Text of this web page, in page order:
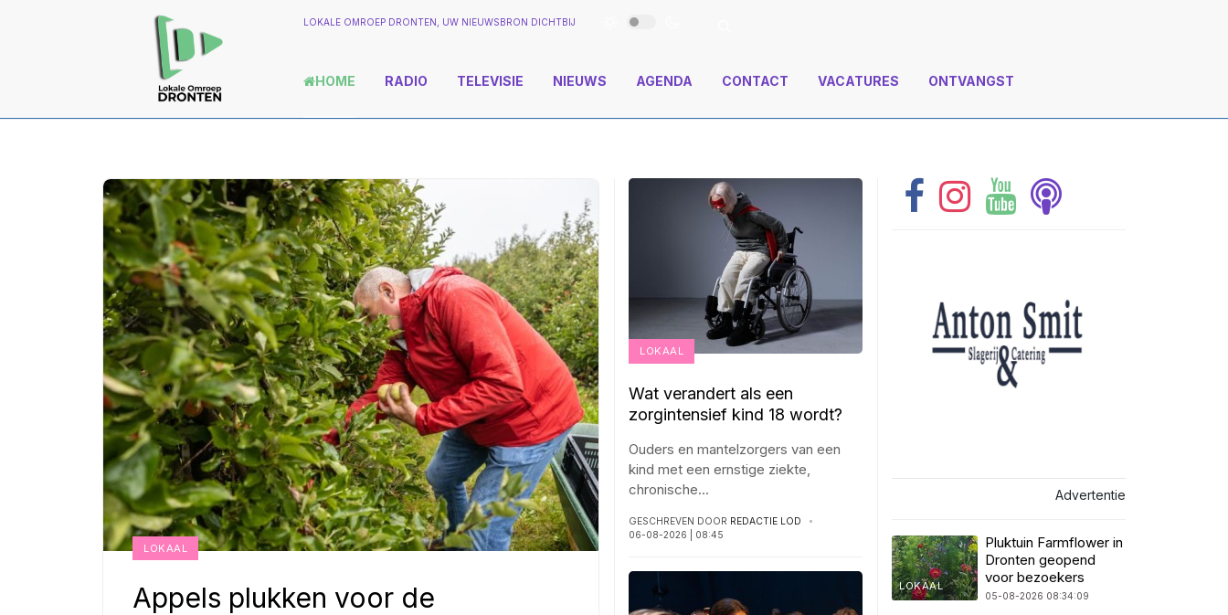
LOKALE OMROEP DRONTEN, UW NIEUWSBRON DICHTBIJ
HOME RADIO TELEVISIE NIEUWS AGENDA CONTACT VACATURES ONTVANGST
LOKAAL
Appels plukken voor de
LOKAAL
Wat verandert als een
zorgintensief kind 18 wordt?
Ouders en mantelzorgers van een
kind met een ernstige ziekte,
chronische...
GESCHREVEN DOOR REDACTIE LOD
06-08-2026 | 08:45
Advertentie
LOKAAL
Pluktuin Farmflower in
Dronten geopend
voor bezoekers
05-08-2026 08:34:09